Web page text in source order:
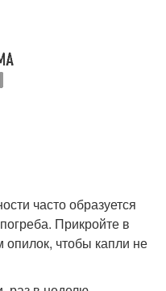
часто образуется
Прикройте в
чтобы капли не